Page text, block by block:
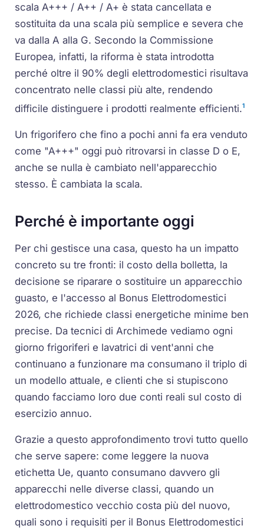
scala A+++ / A++ / A+ è stata cancellata e
sostituita da una scala più semplice e severa che
va dalla A alla G. Secondo la Commissione
Europea, infatti, la riforma è stata introdotta
perché oltre il 90% degli elettrodomestici risultava
concentrato nelle classi più alte, rendendo
difficile distinguere i prodotti realmente efficienti.1
Un frigorifero che fino a pochi anni fa era venduto
come "A+++" oggi può ritrovarsi in classe D o E,
anche se nulla è cambiato nell'apparecchio
stesso. È cambiata la scala.
Perché è importante oggi
Per chi gestisce una casa, questo ha un impatto
concreto su tre fronti: il costo della bolletta, la
decisione se riparare o sostituire un apparecchio
guasto, e l'accesso al Bonus Elettrodomestici
2026, che richiede classi energetiche minime ben
precise. Da tecnici di Archimede vediamo ogni
giorno frigoriferi e lavatrici di vent'anni che
continuano a funzionare ma consumano il triplo di
un modello attuale, e clienti che si stupiscono
quando facciamo loro due conti reali sul costo di
esercizio annuo.
Grazie a questo approfondimento trovi tutto quello
che serve sapere: come leggere la nuova
etichetta Ue, quanto consumano davvero gli
apparecchi nelle diverse classi, quando un
elettrodomestico vecchio costa più del nuovo,
quali sono i requisiti per il Bonus Elettrodomestici